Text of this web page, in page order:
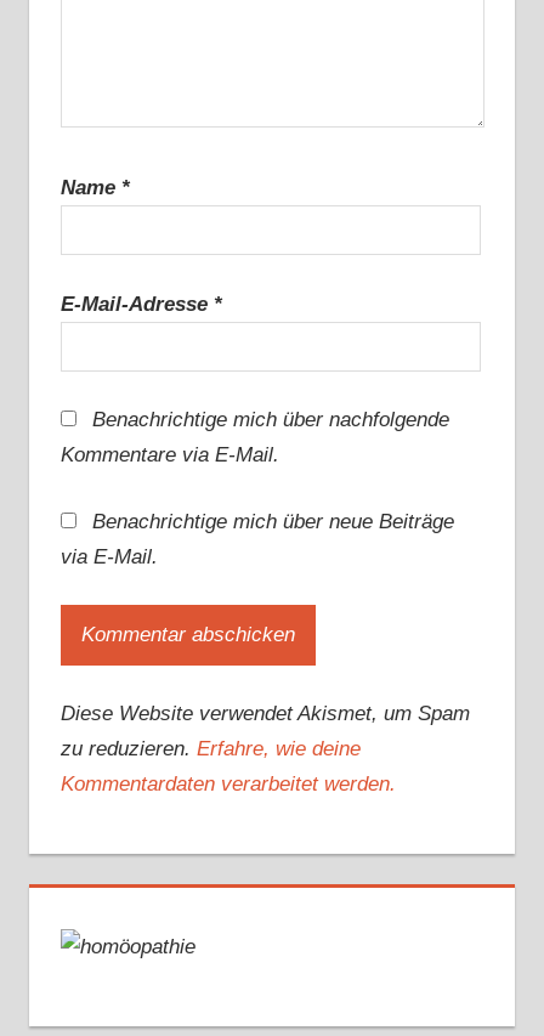
Name *
E-Mail-Adresse *
Benachrichtige mich über nachfolgende
Kommentare via E-Mail.
Benachrichtige mich über neue Beiträge
via E-Mail.
Diese Website verwendet Akismet, um Spam
zu reduzieren. Erfahre, wie deine
Kommentardaten verarbeitet werden.